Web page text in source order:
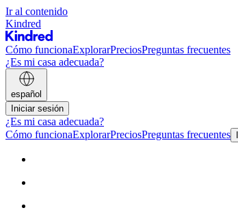
Ir al contenido
Kindred
Cómo funcionaExplorarPreciosPreguntas frecuentes
¿Es mi casa adecuada?
español
Iniciar sesión
¿Es mi casa adecuada?
Cómo funcionaExplorarPreciosPreguntas frecuentes